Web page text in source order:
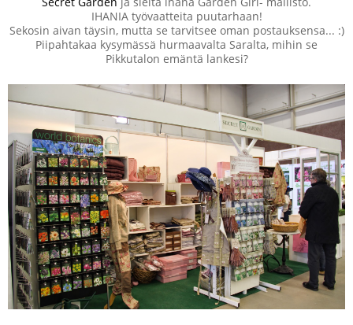
IHANIA työvaatteita puutarhaan!
Sekosin aivan täysin, mutta se tarvitsee oman postauksensa... :)
Piipahtakaa kysymässä hurmaavalta Saralta, mihin se
Pikkutalon emäntä lankesi?